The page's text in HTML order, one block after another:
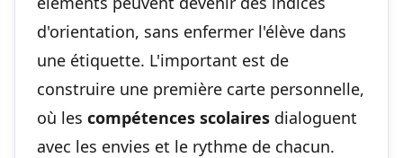
d'orientation, sans enfermer l'élève dans
une étiquette. L'important est de
construire une première carte personnelle,
où les compétences scolaires dialoguent
avec les envies et le rythme de chacun.